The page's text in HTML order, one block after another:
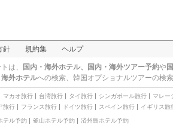
針 規約集 ヘルプ
は、 国内・海外ホテル、国内・海外ツアー予約や
海外ホテルへの検索、 韓国オプショナルツアーの検
マカオ旅行 台湾旅行 タイ旅行 シンガポール旅行 マレー
旅行 フランス旅行 ドイツ旅行 スペイン旅行 イギリス旅
テル予約 釜山ホテル予約 済州島ホテル予約